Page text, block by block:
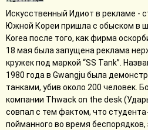
Искусственный Идиот в рекламе -
Южной Кореи пришла с обыском в
Korea после того, как фирма
18 мая была запущена реклама
кружек под маркой “SS Tank”.
1980 года в Gwangju была
танками, убив около 200 человек.
компании Thwack on the desk
совпал с тем фактом, что
пойманного во время